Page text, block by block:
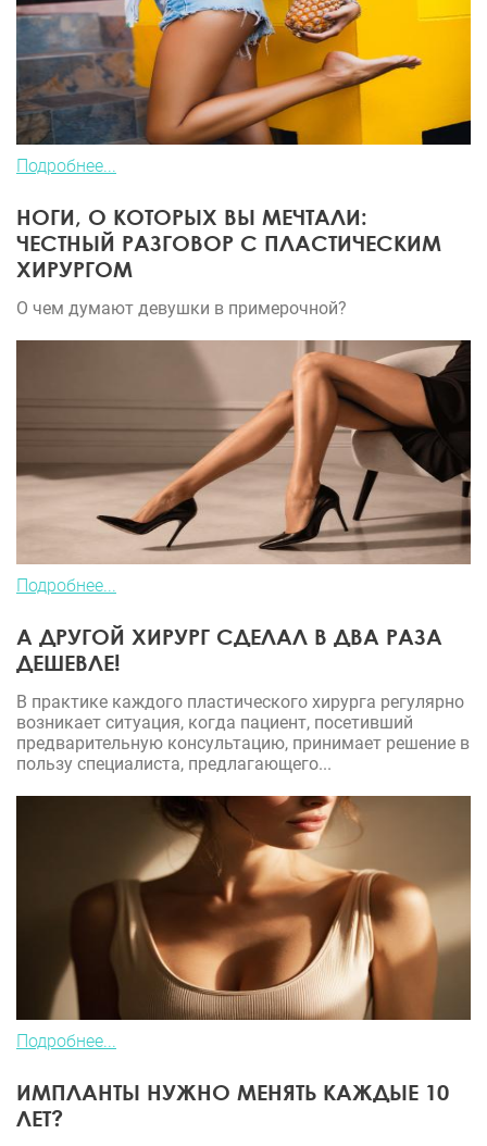
Подробнее...
НОГИ, О КОТОРЫХ ВЫ МЕЧТАЛИ:
ЧЕСТНЫЙ РАЗГОВОР С ПЛАСТИЧЕСКИМ
ХИРУРГОМ
О чем думают девушки в примерочной?
Подробнее...
А ДРУГОЙ ХИРУРГ СДЕЛАЛ В ДВА РАЗА
ДЕШЕВЛЕ!
В практике каждого пластического хирурга регулярно
возникает ситуация, когда пациент, посетивший
предварительную консультацию, принимает решение в
пользу специалиста, предлагающего...
Подробнее...
ИМПЛАНТЫ НУЖНО МЕНЯТЬ КАЖДЫЕ 10
ЛЕТ?